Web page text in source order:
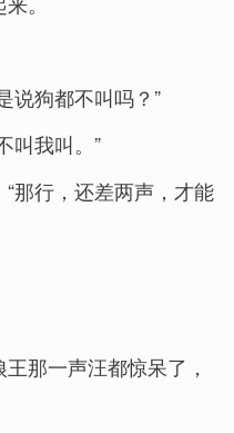
说狗都不叫吗？”
叫我叫。”
那行，还差两声，才能
那一声汪都惊呆了，